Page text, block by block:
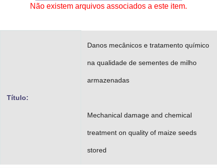
Gabinete de Segurança Institucional
Não existem arquivos associados a este item.
Título:
Danos mecânicos e tratamento químico
na qualidade de sementes de milho
armazenadas
Mechanical damage and chemical
treatment on quality of maize seeds
stored